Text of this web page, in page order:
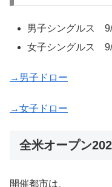
男子シングルス
女子シングルス 9/
→男子ドロー
→女子ドロー
全米オープン
開催都市は、